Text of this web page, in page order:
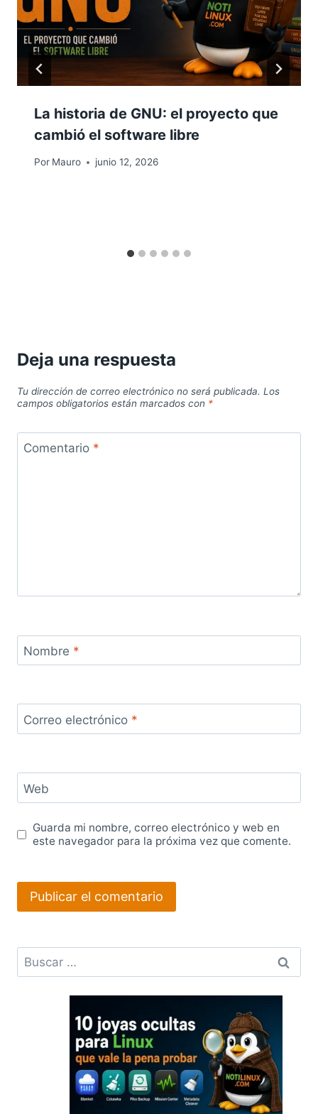
La historia de GNU: el proyecto que
cambió el software libre
Por Mauro junio 12, 2026
Deja una respuesta
Tu dirección de correo electrónico no será publicada. Los
campos obligatorios están marcados con *
Comentario *
Nombre *
Correo electrónico *
Web
Guarda mi nombre, correo electrónico y web en
este navegador para la próxima vez que comente.
Buscar: